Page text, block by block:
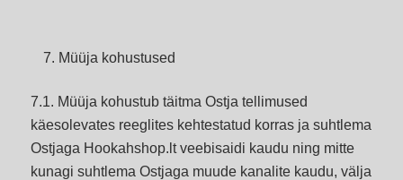
Müüja kohustused
7.1. Müüja kohustub täitma Ostja tellimused
käesolevates reeglites kehtestatud korras ja suhtlema
Ostjaga Hookahshop.lt veebisaidi kaudu ning mitte
kunagi suhtlema Ostjaga muude kanalite kaudu, välja